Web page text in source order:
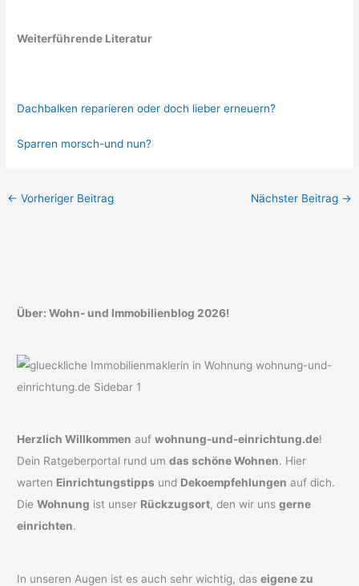
Weiterführende Literatur
Dachbalken reparieren oder doch lieber erneuern?
Sparren morsch-und nun?
← Vorheriger Beitrag Nächster Beitrag →
Über: Wohn- und Immobilienblog 2026!
Herzlich Willkommen aufwohnung-und-einrichtung.de!
Dein Ratgeberportal rund umdas schöne Wohnen. Hier
warten Einrichtungstipps und Dekoempfehlungen auf dich.
DieWohnung ist unser Rückzugsort, den wir unsgerne
einrichten.
In unseren Augen ist es auch sehr wichtig, daseigene zu